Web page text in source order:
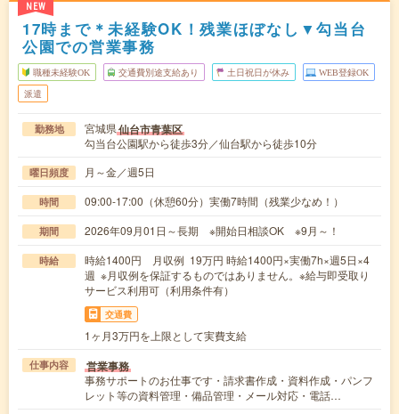
NEW
17時まで＊未経験OK！残業ほぼなし▼勾当台
公園での営業事務
職種未経験OK 交通費別途支給あり 土日祝日が休み WEB登録OK
派遣
勤務地 宮城県仙台市青葉区
勾当台公園駅から徒歩3分／仙台駅から徒歩10分
曜日頻度 月～金／週5日
時間 09:00-17:00（休憩60分）実働7時間（残業少なめ！）
期間 2026年09月01日～長期 ※開始日相談OK ※9月～！
時給
時給1400円 月収例 19万円 時給1400円×実働7h×週5日×4
週 ※月収例を保証するものではありません。※給与即受取り
サービス利用可（利用条件有）
交通費
1ヶ月3万円を上限として実費支給
仕事内容 営業事務
事務サポートのお仕事です・請求書作成・資料作成・パンフ
レット等の資料管理・備品管理・メール対応・電話…